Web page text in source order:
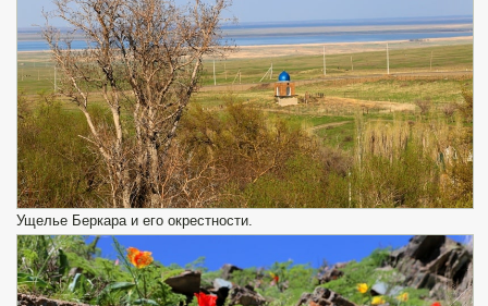
Ущелье Беркара и его окрестности.